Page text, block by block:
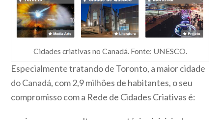
Cidades criativas no Canadá. Fonte: UNESCO.
Especialmente tratando de Toronto, a maior cidade
do Canadá, com 2,9 milhões de habitantes, o seu
compromisso com a Rede de Cidades Criativas é: